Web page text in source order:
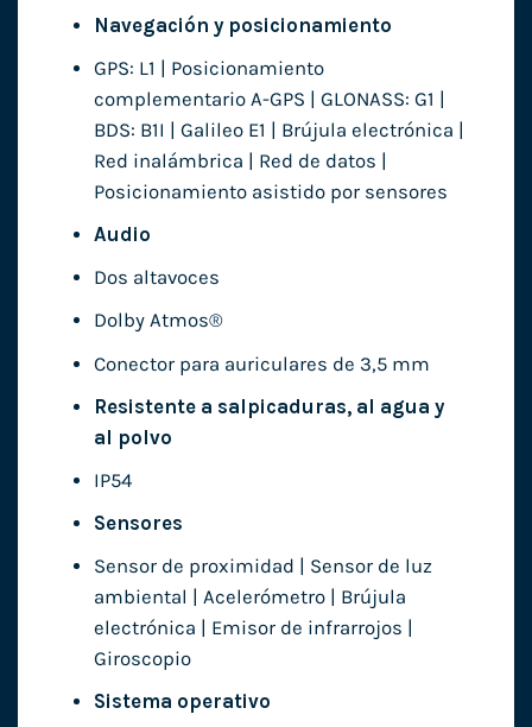
Navegación y posicionamiento
GPS: L1 | Posicionamiento
complementario A-GPS | GLONASS: G1 |
BDS: B1I | Galileo E1 | Brújula electrónica |
Red inalámbrica | Red de datos |
Posicionamiento asistido por sensores
Audio
Dos altavoces
Dolby Atmos®
Conector para auriculares de 3,5 mm
Resistente a salpicaduras, al agua y
al polvo
IP54
Sensores
Sensor de proximidad | Sensor de luz
ambiental | Acelerómetro | Brújula
electrónica | Emisor de infrarrojos |
Giroscopio
Sistema operativo